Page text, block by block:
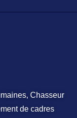
Chasseur
de cadres